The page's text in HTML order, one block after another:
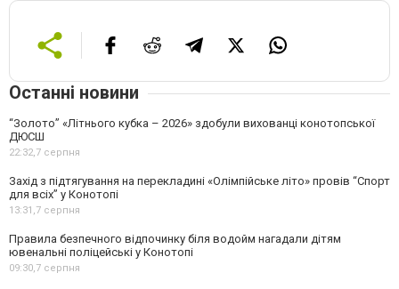
Останні новини
“Золото” «Літнього кубка – 2026» здобули вихованці конотопської
ДЮСШ
22:32,7 серпня
Захід з підтягування на перекладині «Олімпійське літо» провів “Спорт
для всіх” у Конотопі
13:31,7 серпня
Правила безпечного відпочинку біля водойм нагадали дітям
ювенальні поліцейські у Конотопі
09:30,7 серпня